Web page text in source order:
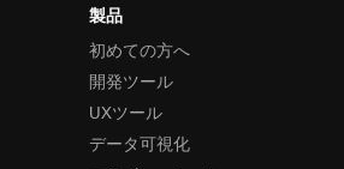
製品
初めての方へ
開発ツール
UXツール
データ可視化